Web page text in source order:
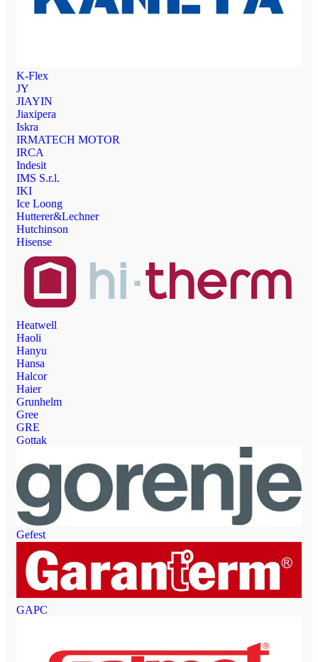
K-Flex
JY
JIAYIN
Jiaxipera
Iskra
IRMATECH MOTOR
IRCA
Indesit
IMS S.r.l.
IKI
Ice Loong
Hutterer&Lechner
Hutchinson
Hisense
Heatwell
Haoli
Hanyu
Hansa
Halcor
Haier
Grunhelm
Gree
GRE
Gottak
Gefest
GAPC